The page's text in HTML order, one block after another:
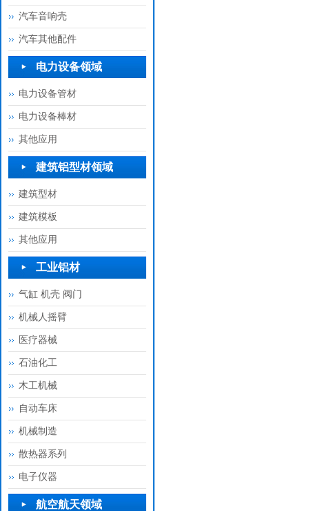
汽车音响壳
汽车其他配件
电力设备领域
电力设备管材
电力设备棒材
其他应用
建筑铝型材领域
建筑型材
建筑模板
其他应用
工业铝材
气缸 机壳 阀门
机械人摇臂
医疗器械
石油化工
木工机械
自动车床
机械制造
散热器系列
电子仪器
航空航天领域